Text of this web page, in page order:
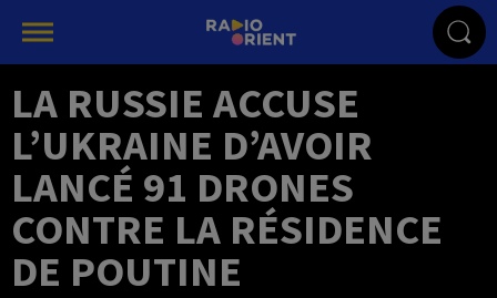
LA RUSSIE ACCUSE
L’UKRAINE D’AVOIR
LANCÉ 91 DRONES
CONTRE LA RÉSIDENCE
DE POUTINE